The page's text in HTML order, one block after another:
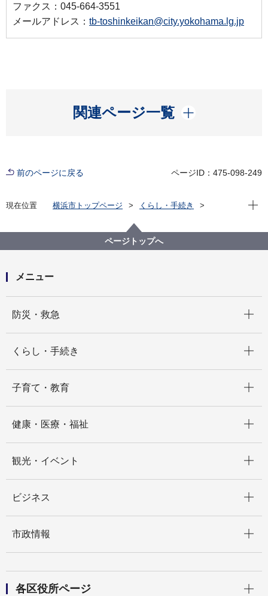
ファクス：045-664-3551
メールアドレス： tb-toshinkeikan@city.yokohama.lg.jp
関連ページ一覧
開く
前のページに戻る ページID：475-098-249
現在位置 横浜市トップページ
くらし・手続き
地区計画・建築協定等
中区 C-049:山下公園通り地区
現在
ページトップへ
メニュー
防災・救急
くらし・手続き
子育て・教育
健康・医療・福祉
観光・イベント
ビジネス
市政情報
各区役所ページ